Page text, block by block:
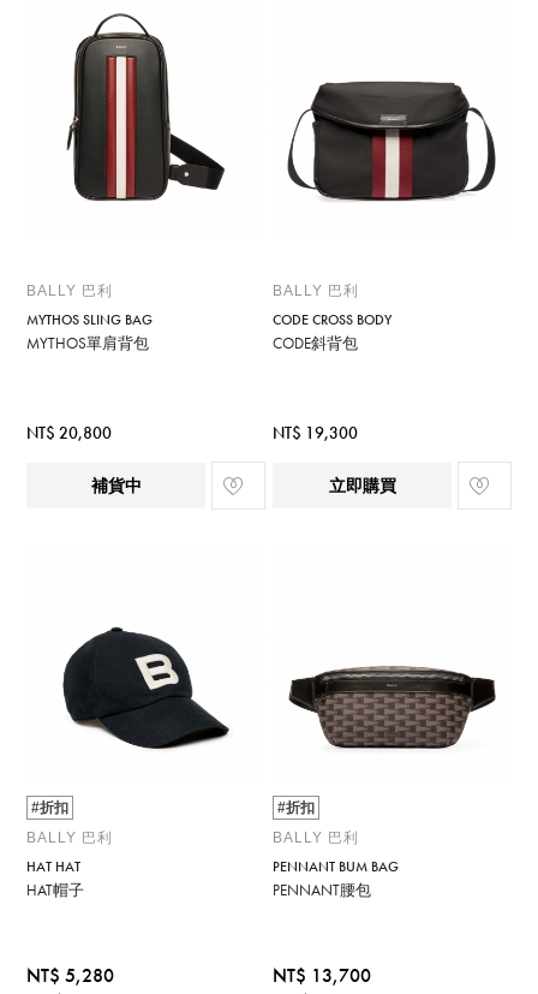
BALLY 巴利
MYTHOS SLING BAG
MYTHOS單肩背包
NT$ 20,800
補貨中
BALLY 巴利
CODE CROSS BODY
CODE斜背包
NT$ 19,300
立即購買
#折扣
BALLY 巴利
HAT HAT
HAT帽子
NT$ 5,280
#折扣
BALLY 巴利
PENNANT BUM BAG
PENNANT腰包
NT$ 13,700